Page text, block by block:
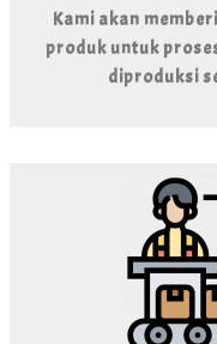
Kami akan
produk untuk
diproduksi